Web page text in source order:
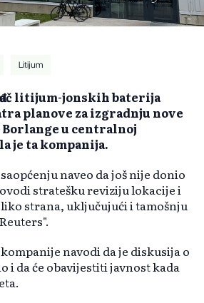
Litijum
litijum-jonskih baterija
planove za izgradnju nove
u centralnoj
je ta kompanija.
naveo da još nije donio
stratešku reviziju lokacije i
strana, uključujući i tamošnju
navodi da je diskusija o
i da će obavijestiti javnost kada